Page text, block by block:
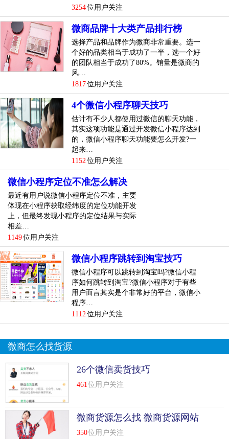
3254位用户关注
微商品牌十大类产品排行榜
选择产品和品牌作为微商非常重要。选一
个好的品类相当于成功了一半，选一个好
的团队相当于成功了80%。销量是微商的
风…
1817位用户关注
4个微信小程序聊天技巧
估计有不少人都使用过微信的聊天功能，
其实这项功能是通过开发微信小程序达到
的，微信小程序聊天功能要怎么开发?一
起来…
1152 位用户关注
微信小程序定位不准怎么解决
最近有用户说微信小程序定位不准，主要
体现在小程序获取经纬度的定位功能开发
上，但最终发现小程序的定位结果与实际
相差…
1149位用户关注
微信小程序跳转到淘宝技巧
微信小程序可以跳转到淘宝吗?微信小程
序如何跳转到淘宝?微信小程序对于有些
用户而言其实是个非常好的平台，微信小
程序…
1112 位用户关注
微商怎么找货源
26个微信卖货技巧
461 位用户关注
微商货源怎么找 微商货源网站
有哪些
350位用户关注